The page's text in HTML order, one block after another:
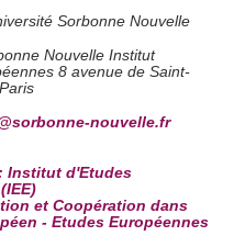
Sorbonne Nouvelle
Nouvelle Institut
8 avenue de Saint-
nouvelle.fr
Institut d'Etudes
et Coopération dans
- Etudes Européennes